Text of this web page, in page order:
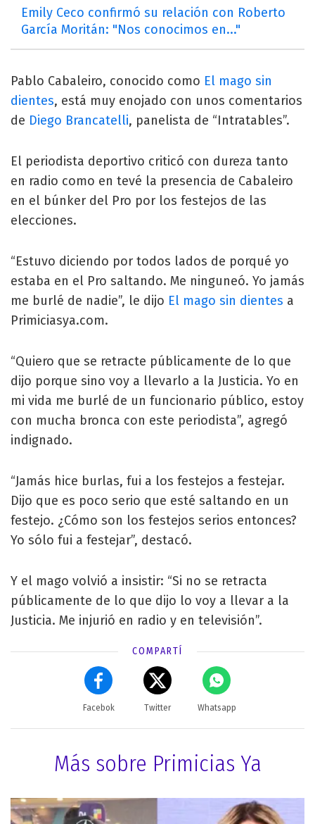
Emily Ceco confirmó su relación con Roberto
García Moritán: "Nos conocimos en..."
Pablo Cabaleiro, conocido como El mago sin
dientes, está muy enojado con unos comentarios
de Diego Brancatelli, panelista de “Intratables”.
El periodista deportivo criticó con dureza tanto
en radio como en tevé la presencia de Cabaleiro
en el búnker del Pro por los festejos de las
elecciones.
“Estuvo diciendo por todos lados de porqué yo
estaba en el Pro saltando. Me ninguneó. Yo jamás
me burlé de nadie”, le dijo El mago sin dientes a
Primiciasya.com.
“Quiero que se retracte públicamente de lo que
dijo porque sino voy a llevarlo a la Justicia. Yo en
mi vida me burlé de un funcionario público, estoy
con mucha bronca con este periodista”, agregó
indignado.
“Jamás hice burlas, fui a los festejos a festejar.
Dijo que es poco serio que esté saltando en un
festejo. ¿Cómo son los festejos serios entonces?
Yo sólo fui a festejar”, destacó.
Y el mago volvió a insistir: “Si no se retracta
públicamente de lo que dijo lo voy a llevar a la
Justicia. Me injurió en radio y en televisión”.
COMPARTÍ
Facebok Twitter Whatsapp
Más sobre Primicias Ya